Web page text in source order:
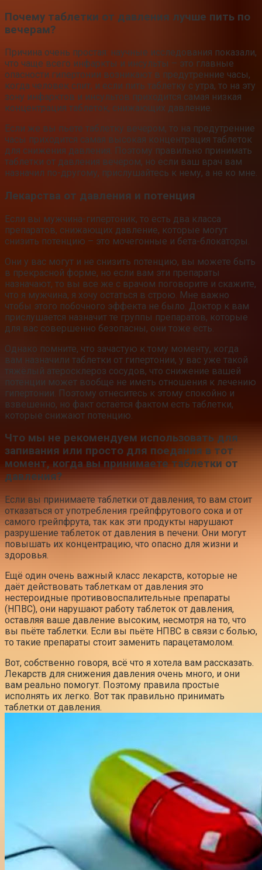
Почему таблетки от давления лучше пить по
вечерам?
Причина очень простая: научные исследования показали,
что чаще всего инфаркты и инсульты – это главные
опасности гипертонии возникают в предутренние часы,
когда человек спит, и если пить таблетку с утра, то на эту
зону инфарктов и инсультов приходится самая низкая
концентрация таблеток, снижающих давление.
Если же вы пьете таблетку вечером, то на предутренние
часы приходится самая высокая концентрация таблеток
для снижения давления. Поэтому правильно принимать
таблетки от давления вечером, но если ваш врач вам
назначил по-другому, прислушайтесь к нему, а не ко мне.
Лекарства от давления и потенция
Если вы мужчина-гипертоник, то есть два класса
препаратов, снижающих давление, которые могут
снизить потенцию – это мочегонные и бета-блокаторы.
Они у вас могут и не снизить потенцию, вы можете быть
в прекрасной форме, но если вам эти препараты
назначают, то вы все же с врачом поговорите и скажите,
что я мужчина, я хочу остаться в строю. Мне важно
чтобы этого побочного эффекта не было. Доктор к вам
прислушается назначит те группы препаратов, которые
для вас совершенно безопасны, они тоже есть.
Однако помните, что зачастую к тому моменту, когда
вам назначили таблетки от гипертонии, у вас уже такой
тяжёлый атеросклероз сосудов, что снижение вашей
потенции может вообще не иметь отношения к лечению
гипертонии. Поэтому отнеситесь к этому спокойно и
взвешенно, но факт остаётся фактом есть таблетки,
которые снижают потенцию.
Что мы не рекомендуем использовать для
запивания или просто для поедания в тот
момент, когда вы принимаете таблетки от
давления?
Если вы принимаете таблетки от давления, то вам стоит
отказаться от употребления грейпфрутового сока и от
самого грейпфрута, так как эти продукты нарушают
разрушение таблеток от давления в печени. Они могут
повышать их концентрацию, что опасно для жизни и
здоровья.
Ещё один очень важный класс лекарств, которые не
даёт действовать таблеткам от давления это
нестероидные противовоспалительные препараты
(НПВС), они нарушают работу таблеток от давления,
оставляя ваше давление высоким, несмотря на то, что
вы пьёте таблетки. Если вы пьёте НПВС в связи с болью,
то такие препараты стоит заменить парацетамолом.
Вот, собственно говоря, всё что я хотела вам рассказать.
Лекарств для снижения давления очень много, и они
вам реально помогут. Поэтому правила простые
исполнять их легко. Вот так правильно принимать
таблетки от давления.